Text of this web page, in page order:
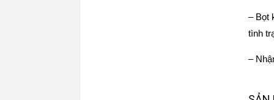
– Bọt
tình
–